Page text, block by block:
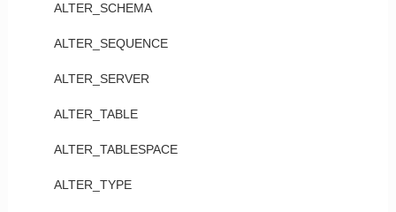
ALTER_SCHEMA
ALTER_SEQUENCE
ALTER_SERVER
ALTER_TABLE
ALTER_TABLESPACE
ALTER_TYPE